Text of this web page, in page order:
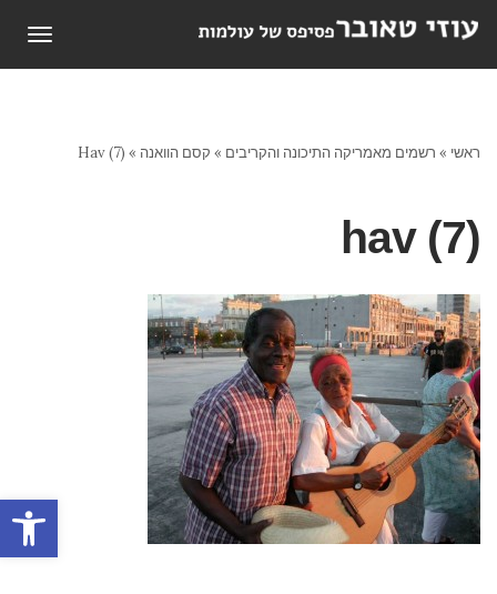
פתח
ראשי » רשמים מאמריקה התיכונה והקריבים » קסם הוואנה »
Hav (7)
hav (7)